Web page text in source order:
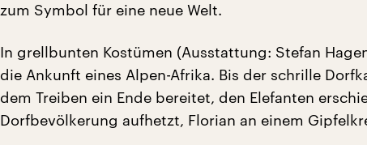
zum Symbol für eine neue Welt.
In grellbunten Kostümen (Ausstattung: Stefan
die Ankunft eines Alpen-Afrika. Bis der schrille
dem Treiben ein Ende bereitet, den Elefanten
Dorfbevölkerung aufhetzt, Florian an einem